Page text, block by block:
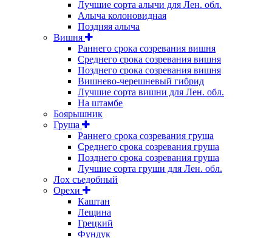
Лучшие сорта алычи для Лен. обл.
Алыча колоновидная
Поздняя алыча
Вишня
Раннего срока созревания вишня
Среднего срока созревания вишня
Позднего срока созревания вишня
Вишнево-черешневый гибрид
Лучшие сорта вишни для Лен. обл.
На штамбе
Боярышник
Груша
Раннего срока созревания груша
Среднего срока созревания груша
Позднего срока созревания груша
Лучшие сорта груши для Лен. обл.
Лох съедобный
Орехи
Каштан
Лещина
Грецкий
Фундук